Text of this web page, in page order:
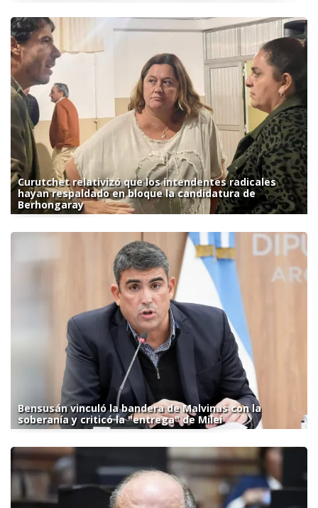
Curutchet relativizó que los intendentes radicales
hayan respaldado en bloque la candidatura de
Berhongaray
Bensusán vinculó la bandera de Malvinas con la
soberanía y criticó la "entrega" de Milei